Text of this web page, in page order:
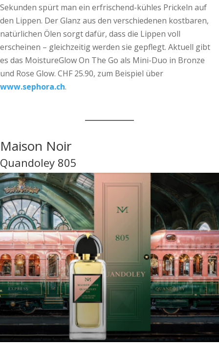
Sekunden spürt man ein er­­frischend-­kühles Prickeln auf
den Lippen. Der Glanz aus den verschiedenen kostbaren,
natürlichen Ölen sorgt dafür, dass die Lippen voll
erscheinen – gleichzeitig werden sie gepflegt. Aktuell gibt
es das MoistureGlow On The Go als Mini-Duo in Bronze
und Rose Glow. CHF 25.90, zum Beispiel über
www.sephora.ch.
Maison Noir
Quandoley 805